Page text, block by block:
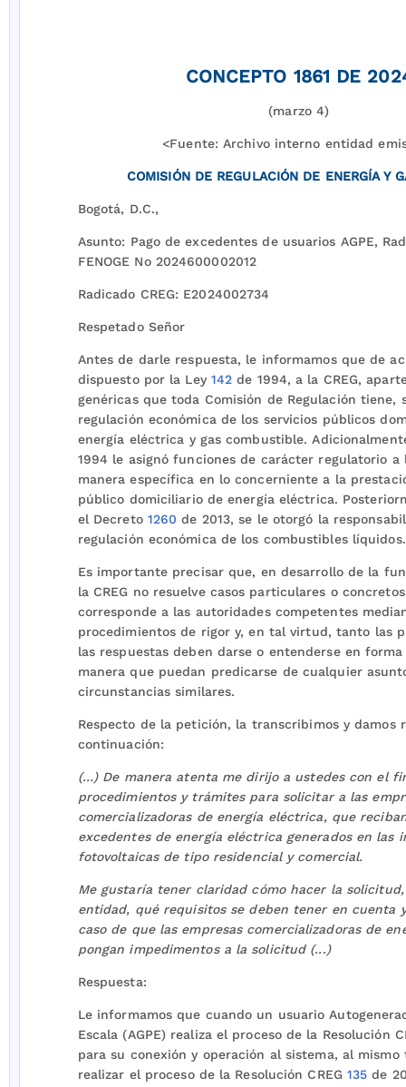
CONCEPTO 1861 DE
(marzo 4)
<Fuente: Archivo interno entidad
COMISIÓN DE REGULACIÓN DE ENERGÍA Y
Bogotá, D.C.,
Asunto: Pago de excedentes de usuarios AGPE,
FENOGE No 2024600002012
Radicado CREG: E2024002734
Respetado Señor
Antes de darle respuesta, le informamos que de
dispuesto por la Ley 142 de 1994, a la CREG,
genéricas que toda Comisión de Regulación tiene,
regulación económica de los servicios públicos
energía eléctrica y gas combustible.
1994 le asignó funciones de carácter regulatorio a
manera específica en lo concerniente a la
público domiciliario de energía eléctrica.
el Decreto 1260 de 2013, se le otorgó la
regulación económica de los combustibles líquidos.
Es importante precisar que, en desarrollo de la
la CREG no resuelve casos particulares o
corresponde a las autoridades competentes
procedimientos de rigor y, en tal virtud, tanto las
las respuestas deben darse o entenderse en
manera que puedan predicarse de cualquier
circunstancias similares.
Respecto de la petición, la transcribimos y damos
continuación:
(...) De manera atenta me dirijo a ustedes con el
procedimientos y trámites para solicitar a las
comercializadoras de energía eléctrica, que
excedentes de energía eléctrica generados en las
fotovoltaicas de tipo residencial y comercial.
Me gustaría tener claridad cómo hacer la
entidad, qué requisitos se deben tener en cuenta
caso de que las empresas comercializadoras de
pongan impedimentos a la solicitud (...)
Respuesta:
Le informamos que cuando un usuario
Escala (AGPE) realiza el proceso de la Resolución
para su conexión y operación al sistema, al mismo
realizar el proceso de la Resolución CREG 135 de